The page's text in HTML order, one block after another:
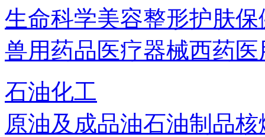
生命科学美容整形护肤保
兽用药品医疗器械西药
石油化工
原油及成品油石油制品核